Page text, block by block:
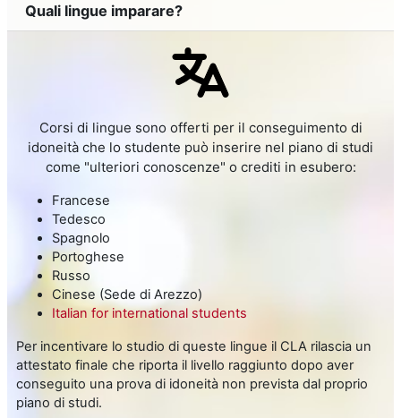
Quali lingue imparare?
Corsi di lingue sono offerti per il conseguimento di
idoneità che lo studente può inserire nel piano di studi
come "ulteriori conoscenze" o crediti in esubero:
Francese
Tedesco
Spagnolo
Portoghese
Russo
Cinese (Sede di Arezzo)
Italian for international students
Per incentivare lo studio di queste lingue il CLA rilascia un
attestato finale che riporta il livello raggiunto dopo aver
conseguito una prova di idoneità non prevista dal proprio
piano di studi.